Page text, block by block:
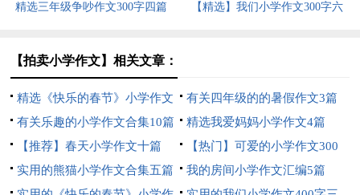
精选三年级争吵作文300字四篇
【精选】我们小学作文300字六
【拍卖小学作文】相关文章：
精选《快乐的春节》小学作文
合集九篇
有关四年级的的暑假作文3篇
有关乐趣的小学作文合集10篇
精选我爱妈妈小学作文4篇
【推荐】春天小学作文十篇
【热门】可爱的小学作文300
字3篇
实用的熊猫小学作文合集五篇
我的房间小学作文汇编5篇